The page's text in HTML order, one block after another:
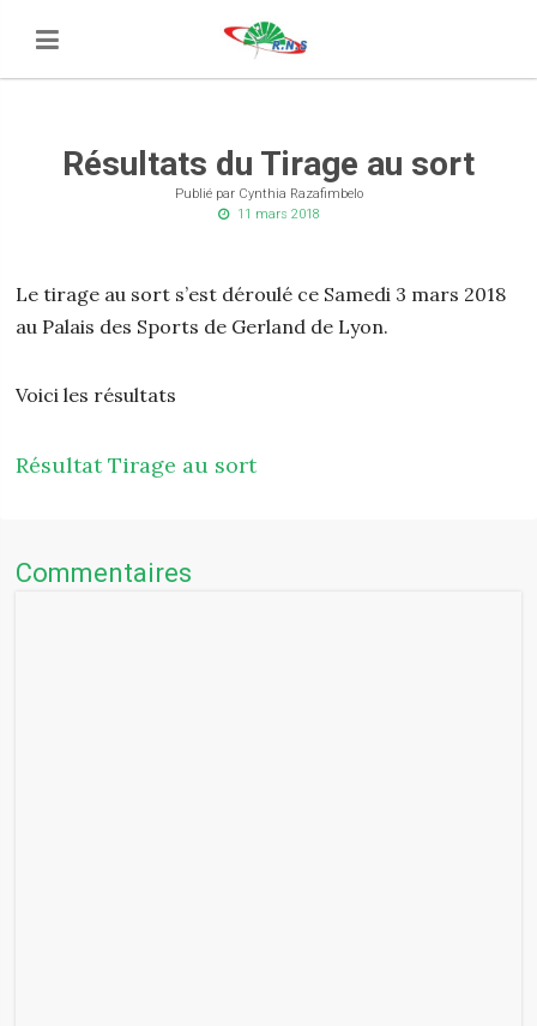
Résultats du Tirage au sort
Publié par Cynthia Razafimbelo
11 mars 2018
Le tirage au sort s’est déroulé ce Samedi 3 mars 2018
au Palais des Sports de Gerland de Lyon.
Voici les résultats
Résultat Tirage au sort
Commentaires